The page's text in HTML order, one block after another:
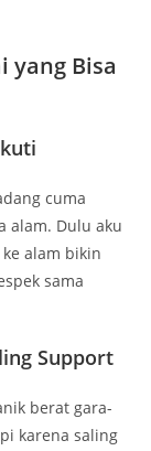
yang Bisa
cuma
alam. Dulu aku
alam bikin
sama
Support
berat gara-
karena saling